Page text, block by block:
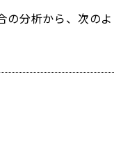
分析から、次の